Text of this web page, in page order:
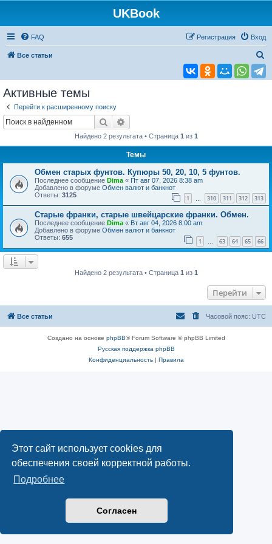
Этот сайт использует cookies для
обеспечения своей корректной работы.
Подробнее
Согласен
UKBook
FAQ Вход
Регистрация
Все статьи
Активные темы
Перейти к расширенному поиску
Поиск
Найдено 2 результата • Страница 1 из 1
Темы
Обмен старых фунтов. Купюры 50, 20, 10, 5 фунтов.
Последнее сообщение Dima « Пт авг 07, 2026 8:38 am
Добавлено в форуме Обмен валют и банкнот
Ответы: 3125 1 310 311 312 313
Старые франки, старые швейцарские франки. Обмен.
Последнее сообщение Dima « Вт авг 04, 2026 8:00 am
Добавлено в форуме Обмен валют и банкнот
Ответы: 655 1 … 63 64 65 66
Найдено 2 результата • Страница 1 из 1
Перейти
Все статьи Часовой пояс: UTC
Создано на основе phpBB® Forum Software © phpBB Limited
Русская поддержка phpBB
Конфиденциальность| Правила